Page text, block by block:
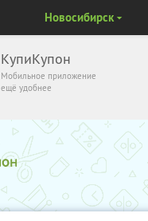
КупиКупон
Мобильное приложение
ещё удобнее
Новосибирск